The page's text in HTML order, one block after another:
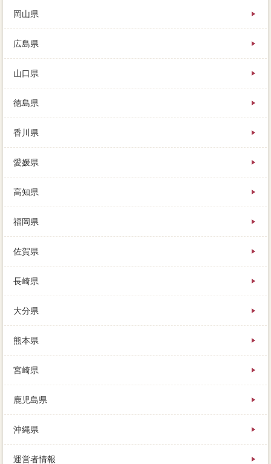
岡山県
広島県
山口県
徳島県
香川県
愛媛県
高知県
福岡県
佐賀県
長崎県
大分県
熊本県
宮崎県
鹿児島県
沖縄県
運営者情報